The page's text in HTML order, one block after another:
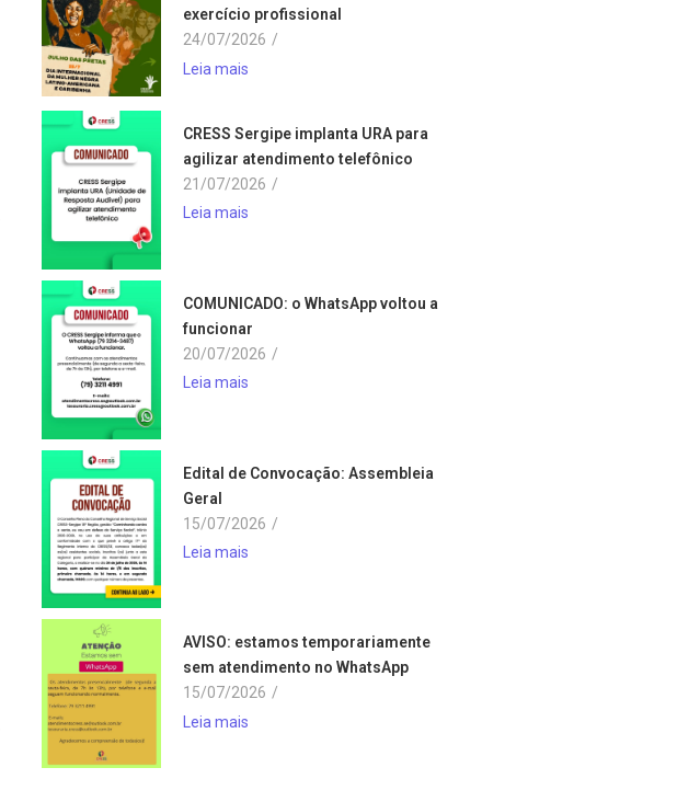
exercício profissional
24/07/2026 /
Leia mais
CRESS Sergipe implanta URA para
agilizar atendimento telefônico
21/07/2026 /
Leia mais
COMUNICADO: o WhatsApp voltou a
funcionar
20/07/2026 /
Leia mais
Edital de Convocação: Assembleia
Geral
15/07/2026 /
Leia mais
AVISO: estamos temporariamente
sem atendimento no WhatsApp
15/07/2026 /
Leia mais